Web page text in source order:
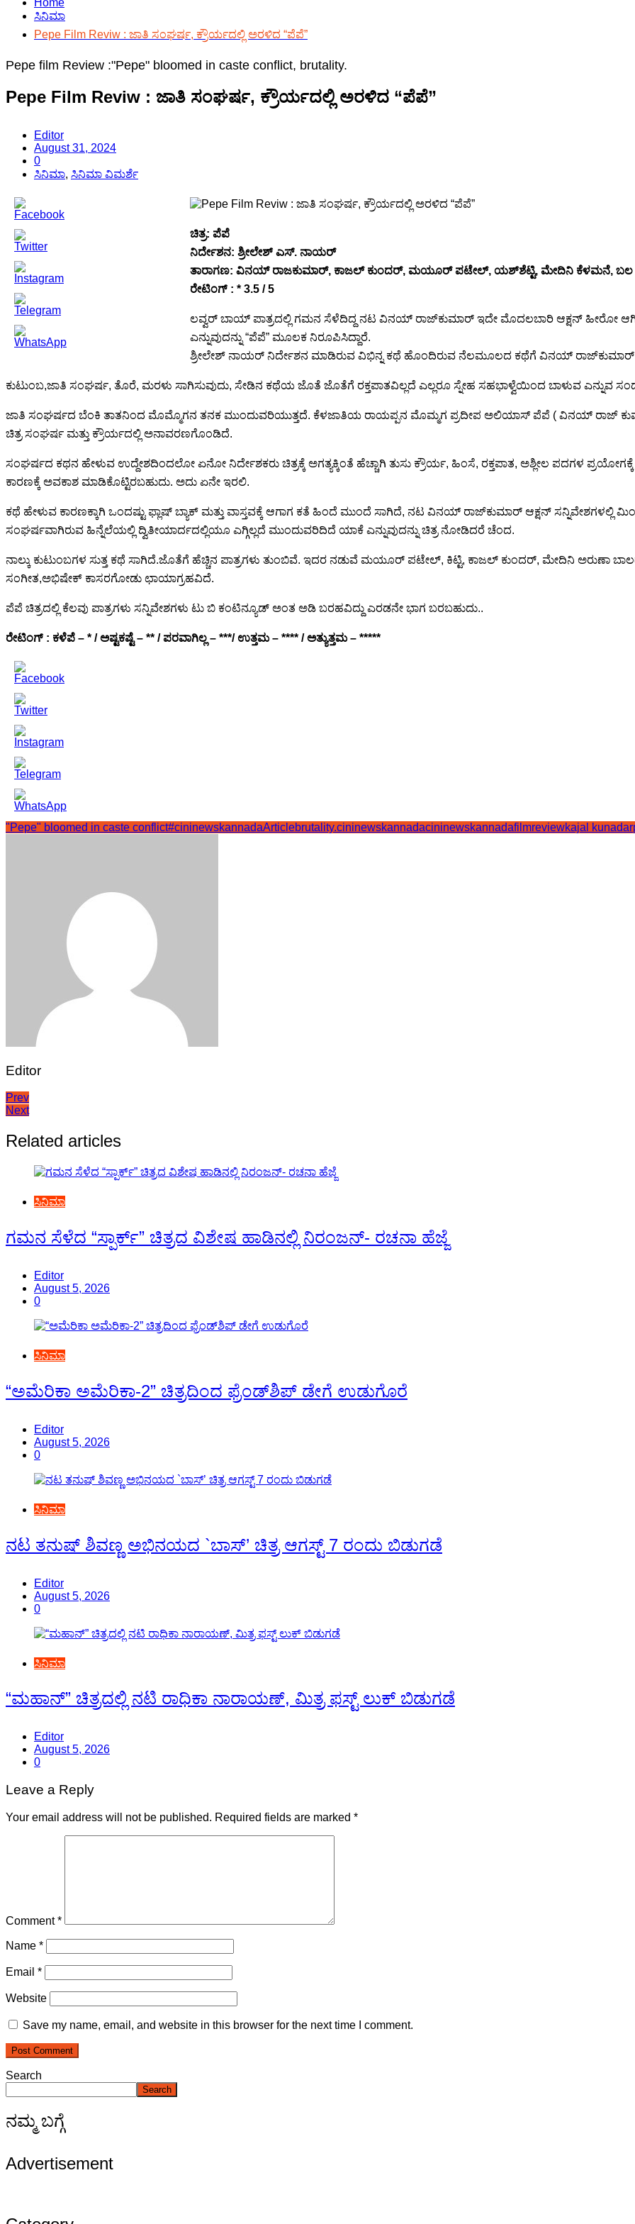
Home
ಸಿನಿಮಾ
Pepe Film Reviw : ಜಾತಿ ಸಂಘರ್ಷ, ಕ್ರೌರ್ಯದಲ್ಲಿ ಅರಳಿದ “ಪೆಪೆ”
Pepe film Review :"Pepe" bloomed in caste conflict, brutality.
Pepe Film Reviw : ಜಾತಿ ಸಂಘರ್ಷ, ಕ್ರೌರ್ಯದಲ್ಲಿ ಅರಳಿದ “ಪೆಪೆ”
Editor
August 31, 2024
0
ಸಿನಿಮಾ, ಸಿನಿಮಾ ವಿಮರ್ಶೆ
ಚಿತ್ರ: ಪೆಪೆ
ನಿರ್ದೇಶನ: ಶ್ರೀಲೇಶ್ ಎಸ್. ನಾಯರ್
ತಾರಾಗಣ: ವಿನಯ್ ರಾಜಕುಮಾರ್, ಕಾಜಲ್ ಕುಂದರ್, ಮಯೂರ್ ಪಟೇಲ್, ಯಶ್‍ಶೆಟ್ಟಿ, ಮೇದಿನಿ ಕೆಳಮನೆ, ಬಲ
ರೇಟಿಂಗ್ : * 3.5 / 5
ಲವ್ವರ್ ಬಾಯ್ ಪಾತ್ರದಲ್ಲಿ ಗಮನ ಸೆಳೆದಿದ್ದ ನಟ ವಿನಯ್ ರಾಜ್‍ಕುಮಾರ್ ಇದೇ ಮೊದಲಬಾರಿ ಆಕ್ಷನ್ ಹೀರೋ ಆಗಿ
ಎನ್ನುವುದನ್ನು “ಪೆಪೆ” ಮೂಲಕ ನಿರೂಪಿಸಿದ್ದಾರೆ.
ಶ್ರೀಲೇಶ್ ನಾಯರ್ ನಿರ್ದೇಶನ ಮಾಡಿರುವ ವಿಭಿನ್ನ ಕಥೆ ಹೊಂದಿರುವ ನೆಲಮೂಲದ ಕಥೆಗೆ ವಿನಯ್ ರಾಜ್‍ಕುಮಾರ್
ಕುಟುಂಬ,ಜಾತಿ ಸಂಘರ್ಷ, ತೊರೆ, ಮರಳು ಸಾಗಿಸುವುದು, ಸೇಡಿನ ಕಥೆಯ ಜೊತೆ ಜೊತೆಗೆ ರಕ್ತಪಾತವಿಲ್ಲದೆ ಎಲ್ಲರೂ ಸ್ನೇಹ ಸಹಭಾಳ್ವೆಯಿಂದ ಬಾಳುವ ಎನ್ನುವ
ಜಾತಿ ಸಂಘರ್ಷದ ಬೆಂಕಿ ತಾತನಿಂದ ಮೊಮ್ಮೊಗನ ತನಕ ಮುಂದುವರಿಯುತ್ತದೆ. ಕೆಳಜಾತಿಯ ರಾಯಪ್ಪನ ಮೊಮ್ಮಗ ಪ್ರದೀಪ ಅಲಿಯಾಸ್ ಪೆಪೆ ( ವಿನಯ್ ರಾಜ್
ಚಿತ್ರ ಸಂಘರ್ಷ ಮತ್ತು ಕ್ರೌರ್ಯದಲ್ಲಿ ಅನಾವರಣಗೊಂಡಿದೆ.
ಸಂಘರ್ಷದ ಕಥನ ಹೇಳುವ ಉದ್ದೇಶದಿಂದಲೋ ಏನೋ ನಿರ್ದೇಶಕರು ಚಿತ್ರಕ್ಕೆ ಅಗತ್ಯಕ್ಕಿಂತೆ ಹೆಚ್ಚಾಗಿ ತುಸು ಕ್ರೌರ್ಯ, ಹಿಂಸೆ, ರಕ್ತಪಾತ, ಅಶ್ಲೀಲ ಪದಗಳ ಪ್ರಯೋಗಕ್ಕೆ
ಕಾರಣಕ್ಕೆ ಅವಕಾಶ ಮಾಡಿಕೊಟ್ಟಿರಬಹುದು. ಅದು ಏನೇ ಇರಲಿ.
ಕಥೆ ಹೇಳುವ ಕಾರಣಕ್ಕಾಗಿ ಒಂದಷ್ಟು ಫ್ಲಾಷ್ ಬ್ಯಾಕ್ ಮತ್ತು ವಾಸ್ತವಕ್ಕೆ ಆಗಾಗ ಕತೆ ಹಿಂದೆ ಮುಂದೆ ಸಾಗಿದೆ, ನಟ ವಿನಯ್ ರಾಜ್‍ಕುಮಾರ್ ಆಕ್ಷನ್ ಸನ್ನಿವೇಶಗಳಲ್ಲಿ
ಸಂಘರ್ಷವಾಗಿರುವ ಹಿನ್ನೆಲೆಯಲ್ಲಿ ದ್ವಿತೀಯಾರ್ದದಲ್ಲಿಯೂ ಎಗ್ಗಿಲ್ಲದೆ ಮುಂದುವರಿದಿದೆ ಯಾಕೆ ಎನ್ನುವುದನ್ನು ಚಿತ್ರ ನೋಡಿದರೆ ಚೆಂದ.
ನಾಲ್ಕು ಕುಟುಂಬಗಳ ಸುತ್ತ ಕಥೆ ಸಾಗಿದೆ.ಜೊತೆಗೆ ಹೆಚ್ಚಿನ ಪಾತ್ರಗಳು ತುಂಬಿವೆ. ಇದರ ನಡುವೆ ಮಯೂರ್ ಪಟೇಲ್, ಕಿಟ್ಟಿ, ಕಾಜಲ್ ಕುಂದರ್, ಮೇದಿನಿ ಅರುಣಾ
ಸಂಗೀತ,ಅಭಿಷೇಕ್ ಕಾಸರಗೋಡು ಛಾಯಾಗ್ರಹವಿದೆ.
ಪೆಪೆ ಚಿತ್ರದಲ್ಲಿ ಕೆಲವು ಪಾತ್ರಗಳು ಸನ್ನಿವೇಶಗಳು ಟು ಬಿ ಕಂಟಿನ್ಯೂಡ್ ಅಂತ ಅಡಿ ಬರಹವಿದ್ದು ಎರಡನೇ ಭಾಗ ಬರಬಹುದು..
ರೇಟಿಂಗ್ : ಕಳೆಪೆ – * / ಅಷ್ಟಕಷ್ಟೆ – ** / ಪರವಾಗಿಲ್ಲ – ***/ ಉತ್ತಮ – **** / ಅತ್ಯುತ್ತಮ – *****
"Pepe" bloomed in caste conflict#cininewskannadaArticlebrutality.cininewskannadacininewskannadafilmreviewkajal kunadar
Editor
Post
navigation
Prev
Next
Related articles
ಸಿನಿಮಾ
ಗಮನ ಸೆಳೆದ “ಸ್ಪಾರ್ಕ್” ಚಿತ್ರದ ವಿಶೇಷ ಹಾಡಿನಲ್ಲಿ ನಿರಂಜನ್- ರಚನಾ ಹೆಜ್ಜೆ
Editor
August 5, 2026
0
ಸಿನಿಮಾ
“ಅಮೆರಿಕಾ ಅಮೆರಿಕಾ-2” ಚಿತ್ರದಿಂದ ಫ್ರೆಂಡ್‍ಶಿಪ್ ಡೇಗೆ ಉಡುಗೊರೆ
Editor
August 5, 2026
0
ಸಿನಿಮಾ
ನಟ ತನುಷ್ ಶಿವಣ್ಣ ಅಭಿನಯದ `ಬಾಸ್’ ಚಿತ್ರ ಆಗಸ್ಟ್ 7 ರಂದು ಬಿಡುಗಡೆ
Editor
August 5, 2026
0
ಸಿನಿಮಾ
“ಮಹಾನ್” ಚಿತ್ರದಲ್ಲಿ ನಟಿ ರಾಧಿಕಾ ನಾರಾಯಣ್, ಮಿತ್ರ ಫಸ್ಟ್ ಲುಕ್ ಬಿಡುಗಡೆ
Editor
August 5, 2026
0
Leave a Reply
Your email address will not be published. Required fields are marked *
Comment*
Name *
Email *
Website
Save my name, email, and website in this browser for the next time I comment.
Search
Search
ನಮ್ಮ ಬಗ್ಗೆ
Advertisement